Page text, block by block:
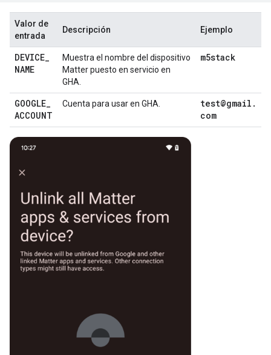
Valor de
entrada
Descripción Ejemplo
DEVICE_
NAME
Muestra el nombre del dispositivo
Matterpuesto en servicio en
GHA.
m5stack
GOOGLE_
ACCOUNT
Cuenta para usar en GHA. test@gmail .
com